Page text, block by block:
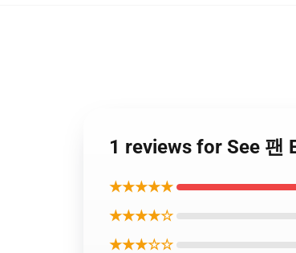
1 reviews for See 팬
★★★★★
★★★★☆
★★★☆☆